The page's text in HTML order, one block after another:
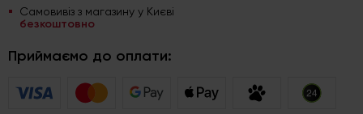
Самовивіз з магазину у Києві
безкоштовно
Приймаємо до оплати: